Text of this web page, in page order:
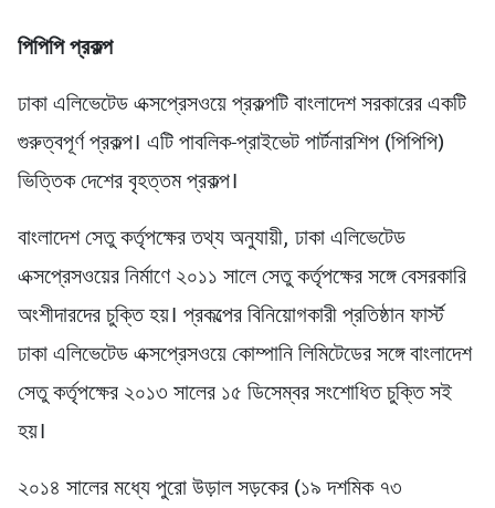
পিপিপি প্রকল্প
ঢাকা এলিভেটেড এক্সপ্রেসওয়ে প্রকল্পটি বাংলাদেশ সরকারের একটি
গুরুত্বপূর্ণ প্রকল্প। এটি পাবলিক-প্রাইভেট পার্টনারশিপ (পিপিপি)
ভিত্তিক দেশের বৃহত্তম প্রকল্প।
বাংলাদেশ সেতু কর্তৃপক্ষের তথ্য অনুযায়ী, ঢাকা এলিভেটেড
এক্সপ্রেসওয়ের নির্মাণে ২০১১ সালে সেতু কর্তৃপক্ষের সঙ্গে বেসরকারি
অংশীদারদের চুক্তি হয়। প্রকল্পের বিনিয়োগকারী প্রতিষ্ঠান ফার্স্ট
ঢাকা এলিভেটেড এক্সপ্রেসওয়ে কোম্পানি লিমিটেডের সঙ্গে বাংলাদেশ
সেতু কর্তৃপক্ষের ২০১৩ সালের ১৫ ডিসেম্বর সংশোধিত চুক্তি সই
হয়।
২০১৪ সালের মধ্যে পুরো উড়াল সড়কের (১৯ দশমিক ৭৩